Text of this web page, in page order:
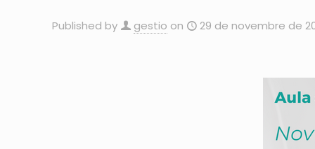
Published by gestio on 29 de novembre de